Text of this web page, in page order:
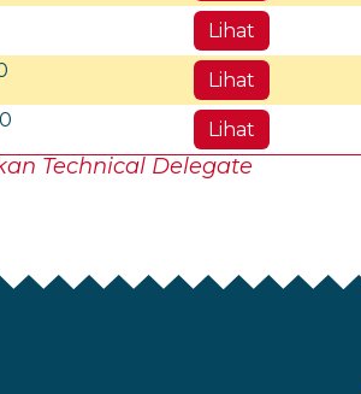
Lihat
Lihat
Lihat
Technical Delegate